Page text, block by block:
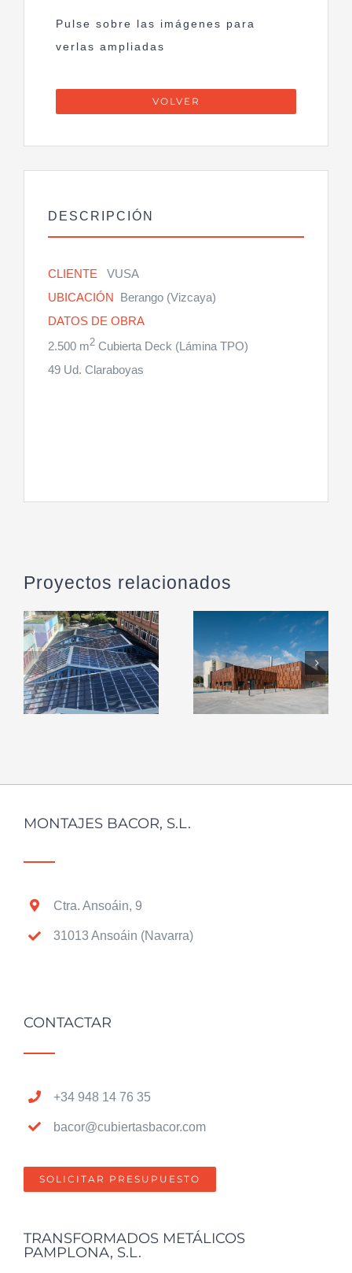
Pulse sobre las imágenes para
verlas ampliadas
VOLVER
DESCRIPCIÓN
CLIENTE VUSA
UBICACIÓN Berango (Vizcaya)
DATOS DE OBRA
2.500 m2 Cubierta Deck (Lámina TPO)
49 Ud. Claraboyas
Proyectos relacionados
CUBRICIÓN
PATIO
COLEGIO en
Lekeitio
CENTRAL
TÉRMICA en
la Txantrea
MONTAJES BACOR, S.L.
Ctra. Ansoáin, 9
31013 Ansoáin (Navarra)
CONTACTAR
+34 948 14 76 35
bacor@cubiertasbacor.com
SOLICITAR PRESUPUESTO
TRANSFORMADOS METÁLICOS
PAMPLONA, S.L.